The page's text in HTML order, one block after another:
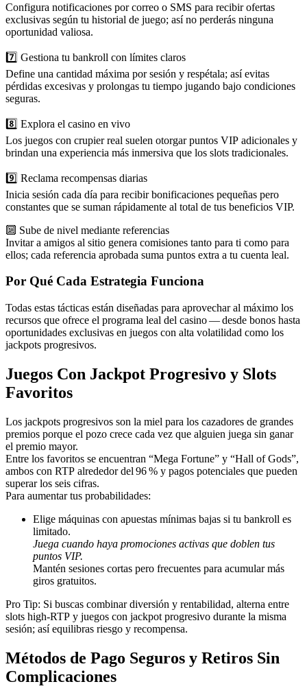
Configura notificaciones por correo o SMS para recibir ofertas
exclusivas según tu historial de juego; así no perderás ninguna
oportunidad valiosa.
7️⃣ Gestiona tu bankroll con límites claros
Define una cantidad máxima por sesión y respétala; así evitas
pérdidas excesivas y prolongas tu tiempo jugando bajo condiciones
seguras.
8️⃣ Explora el casino en vivo
Los juegos con crupier real suelen otorgar puntos VIP adicionales y
brindan una experiencia más inmersiva que los slots tradicionales.
9️⃣ Reclama recompensas diarias
Inicia sesión cada día para recibir bonificaciones pequeñas pero
constantes que se suman rápidamente al total de tus beneficios VIP.
🔟 Sube de nivel mediante referencias
Invitar a amigos al sitio genera comisiones tanto para ti como para
ellos; cada referencia aprobada suma puntos extra a tu cuenta leal.
Por Qué Cada Estrategia Funciona
Todas estas tácticas están diseñadas para aprovechar al máximo los
recursos que ofrece el programa leal del casino — desde bonos hasta
oportunidades exclusivas en juegos con alta volatilidad como los
jackpots progresivos.
Juegos Con Jackpot Progresivo y Slots
Favoritos
Los jackpots progresivos son la miel para los cazadores de grandes
premios porque el pozo crece cada vez que alguien juega sin ganar
el premio mayor.
Entre los favoritos se encuentran “Mega Fortune” y “Hall of Gods”,
ambos con RTP alrededor del 96 % y pagos potenciales que pueden
superar los seis cifras.
Para aumentar tus probabilidades:
Elige máquinas con apuestas mínimas bajas si tu bankroll es
limitado.
Juega cuando haya promociones activas que doblen tus
puntos VIP.
Mantén sesiones cortas pero frecuentes para acumular más
giros gratuitos.
Pro Tip: Si buscas combinar diversión y rentabilidad, alterna entre
slots high‑RTP y juegos con jackpot progresivo durante la misma
sesión; así equilibras riesgo y recompensa.
Métodos de Pago Seguros y Retiros Sin
Complicaciones